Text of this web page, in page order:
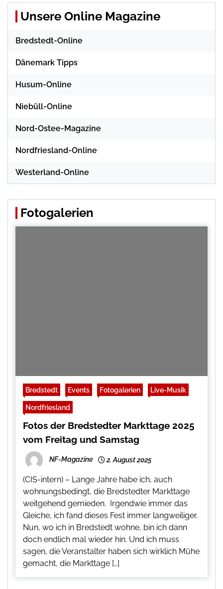
Unsere Online Magazine
Bredstedt-Online
Dänemark Tipps
Husum-Online
Niebüll-Online
Nord-Ostee-Magazine
Nordfriesland-Online
Westerland-Online
Fotogalerien
Bredstedt Events Fotogalerien Live-Musik
Nordfriesland
Fotos der Bredstedter Markttage 2025
vom Freitag und Samstag
NF-Magazine 2. August 2025
(CIS-intern) – Lange Jahre habe ich, auch
wohnungsbedingt, die Bredstedter Markttage
weitgehend gemieden. Irgendwie immer das
Gleiche, ich fand dieses Fest immer langweiliger.
Nun, wo ich in Bredstedt wohne, bin ich dann
doch endlich mal wieder hin. Und ich muss
sagen, die Veranstalter haben sich wirklich Mühe
gemacht, die Markttage […]